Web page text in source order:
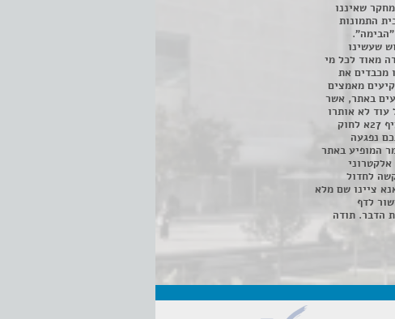
שאיננו
התמונות
"הבימה".
שעשינו
מאוד לכל מי
מכבדים את
מאמצים
באתר, אשר
עוד לא אותרו
בעלי הזכויות, השימוש נעשה על פי סעיף 27א לחוק
אם לדעתכם נפגעה
המופיע באתר
לחדול
ציינו שם מלא
לדף
הדבר. תודה